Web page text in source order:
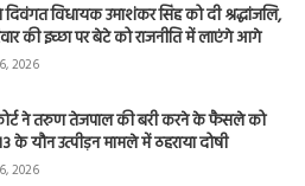
दिवंगत विधायक उमाशंकर सिंह को दी श्रद्धांजलि,
की इच्छा पर बेटे को राजनीति में लाएंगे आगे
2026
ने तरुण तेजपाल की बरी करने के फैसले को
के यौन उत्पीड़न मामले में ठहराया दोषी
2026